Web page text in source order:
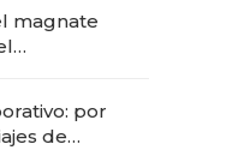
magnate
por
de